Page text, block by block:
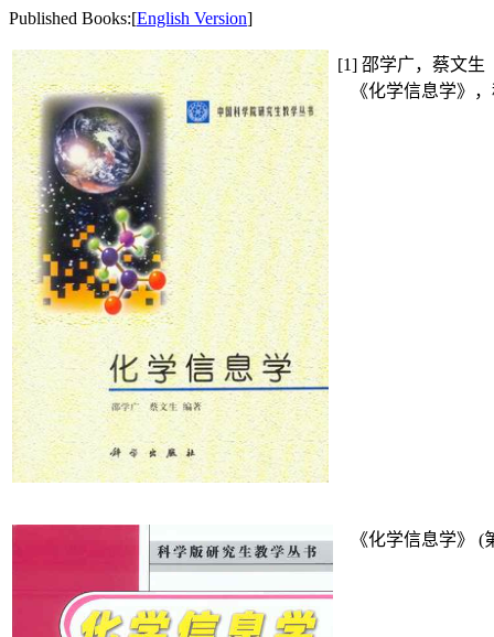
Published Books:[English Version]
[1] 邵学广，蔡文生
《化学信息学》
《化学信息学》 (